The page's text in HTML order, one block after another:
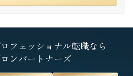
フェッショナル転職なら
ンパートナーズ